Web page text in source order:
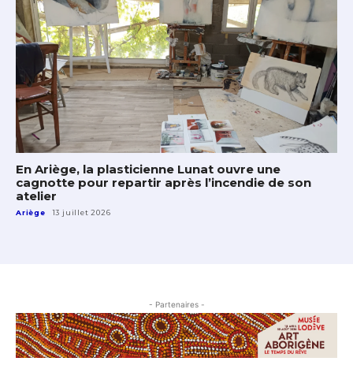
En Ariège, la plasticienne Lunat ouvre une
cagnotte pour repartir après l’incendie de son
atelier
Ariège 13 juillet 2026
- Partenaires -